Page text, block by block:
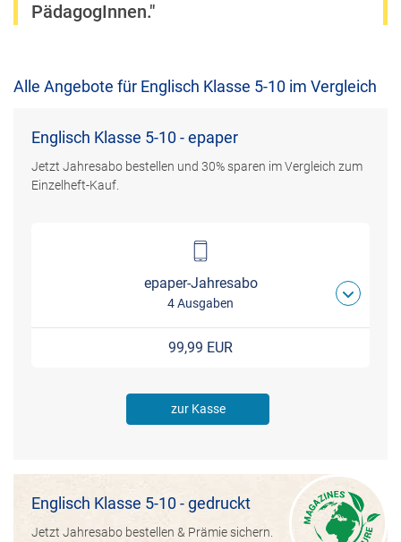
PädagogInnen."
Alle Angebote für Englisch Klasse 5-10 im Vergleich
Englisch Klasse 5-10 - epaper
Jetzt Jahresabo bestellen und 30% sparen im Vergleich zum
Einzelheft-Kauf.
epaper-Jahresabo
4 Ausgaben
99,99 EUR
zur Kasse
Englisch Klasse 5-10 - gedruckt
Jetzt Jahresabo bestellen & Prämie sichern.